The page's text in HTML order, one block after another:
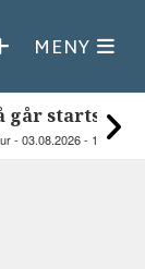
MENY
går
- 03.08.2026 - 15:00